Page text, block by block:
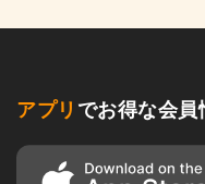
アプリ でお得な会